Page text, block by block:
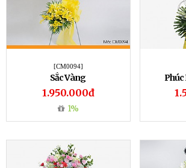
[CM0094]
Sắc Vàng
1.950.000đ
1%
Phúc